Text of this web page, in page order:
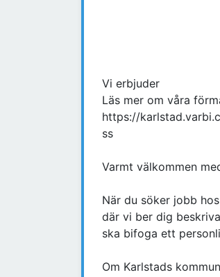
Vi erbjuder
Läs mer om våra
https://
ss
Varmt välkommen
När du söker jobb
där vi ber dig
ska bifoga ett
Om Karlstads kommun